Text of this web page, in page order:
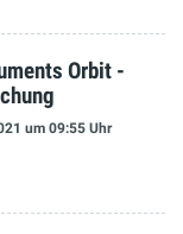
Orbit -
um 09:55 Uhr